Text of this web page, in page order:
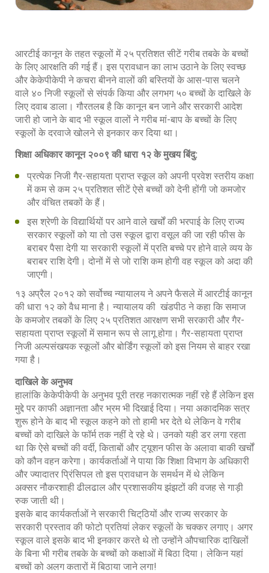
आरटीई कानून के तहत स्कूलों में २५ प्रतिशत सीटें गरीब तबके के बच्चों
के लिए आरक्षति की गई हैं। इस प्रावधान का लाभ उठाने के लिए स्वच्छ
और केकेपीकेपी ने कचरा बीनने वालों की बस्तियों के आस-पास चलने
वाले ४० निजी स्कूलों से संपर्क किया और लगभग ५० बच्चों के दाखिले के
लिए दवाब डाला। गौरतलब है कि कानून बन जाने और सरकारी आदेश
जारी हो जाने के बाद भी स्कूल वालों ने गरीब मां-बाप के बच्चों के लिए
स्कूलों के दरवाजे खोलने से इनकार कर दिया था।
शिक्षा अधिकार कानून २००९ की धारा १२ के मुखय बिंदु:
प्रत्येक निजी गैर-सहायता प्राप्त स्कूल को अपनी प्रवेश स्तरीय कक्षा
में कम से कम २५ प्रतिशत सीटें ऐसे बच्चों को देनी होंगी जो कमजोर
और वंचित तबकों के हैं।
इस श्रेणी के विद्यार्थियों पर आने वाले खर्चों की भरपाई के लिए राज्य
सरकार स्कूलों को या तो उस स्कूल द्वारा वसूल की जा रही फीस के
बराबर पैसा देगी या सरकारी स्कूलों में प्रति बच्चे पर होने वाले व्यय के
बराबर राशि देगी। दोनों में से जो राशि कम होगी वह स्कूल को अदा की
जाएगी।
१३ अप्रैल २०१२ को सर्वोच्च न्यायालय ने अपने फैसले में आरटीई कानून
की धारा १२ को वैध माना है। न्यायालय की खंडपीठ ने कहा कि समाज
के कमजोर तबकों के लिए २५ प्रतिशत आरक्षण सभी सरकारी और गैर-
सहायता प्राप्त स्कूलों में समान रूप से लागू होगा। गैर-सहायता प्राप्त
निजी अल्पसंखयक स्कूलों और बोर्डिंग स्कूलों को इस नियम से बाहर रखा
गया है।
दाखिले के अनुभव
हालांकि केकेपीकेपी के अनुभव पूरी तरह नकारात्मक नहीं रहे हैं लेकिन इस
मुद्दे पर काफी अज्ञानता और भ्रम भी दिखाई दिया। नया अकादमिक सत्र
शुरू होने के बाद भी स्कूल कहने को तो हामी भर देते थे लेकिन वे गरीब
बच्चों को दाखिले के फॉर्म तक नहीं दे रहे थे। उनको यही डर लगा रहता
था कि ऐसे बच्चों की वर्दी, किताबों और ट्‌यूशन फीस के अलावा बाकी खर्चों
को कौन वहन करेगा। कार्यकर्ताओं ने पाया कि शिक्षा विभाग के अधिकारी
और ज्यादातर प्रिंसिपल तो इस प्रावधान के समर्थन में थे लेकिन
अक्सर नौकरशाही ढीलढाल और प्रशासकीय झंझटों की वजह से गाड़ी
रुक जाती थी।
इसके बाद कार्यकर्ताओं ने सरकारी चिट्‌ठियों और राज्य सरकार के
सरकारी प्रस्ताव की फोटो प्रतियां लेकर स्कूलों के चक्कर लगाए। अगर
स्कूल वाले इसके बाद भी इनकार करते थे तो उन्होंने औपचारिक दाखिलों
के बिना भी गरीब तबके के बच्चों को कक्षाओं में बिठा दिया। लेकिन यहां
बच्चों को अलग कतारों में बिठाया जाने लगा!